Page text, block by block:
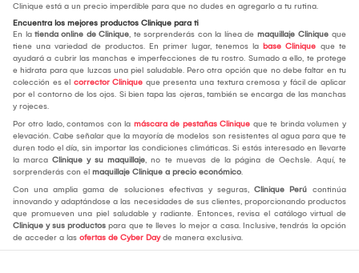
Clinique está a un precio imperdible para que no dudes en agregarlo a tu rutina.
Encuentra los mejores productos Clinique para ti
En la tienda online de Clinique, te sorprenderás con la línea de maquillaje Clinique que
tiene una variedad de productos. En primer lugar, tenemos la base Clinique que te
ayudará a cubrir las manchas e imperfecciones de tu rostro. Sumado a ello, te protege
e hidrata para que luzcas una piel saludable. Pero otra opción que no debe faltar en tu
colección es el corrector Clinique que presenta una textura cremosa y fácil de aplicar
por el contorno de los ojos. Si bien tapa las ojeras, también se encarga de las manchas
y rojeces.
Por otro lado, contamos con la máscara de pestañas Clinique que te brinda volumen y
elevación. Cabe señalar que la mayoría de modelos son resistentes al agua para que te
duren todo el día, sin importar las condiciones climáticas. Si estás interesado en llevarte
la marca Clinique y su maquillaje, no te muevas de la página de Oechsle. Aquí, te
sorprenderás con el maquillaje Clinique a precio económico.
Con una amplia gama de soluciones efectivas y seguras, Clinique Perú continúa
innovando y adaptándose a las necesidades de sus clientes, proporcionando productos
que promueven una piel saludable y radiante. Entonces, revisa el catálogo virtual de
Clinique y sus productos para que te lleves lo mejor a casa. Inclusive, tendrás la opción
de acceder a las ofertas de Cyber Dayde manera exclusiva.